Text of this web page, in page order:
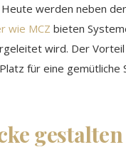
werden neben
wie MCZ bieten
wird. Der
für eine
gestalten